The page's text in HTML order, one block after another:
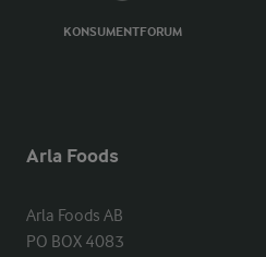
KONSUMENTFORUM
Arla Foods
Arla Foods AB
PO BOX 4083